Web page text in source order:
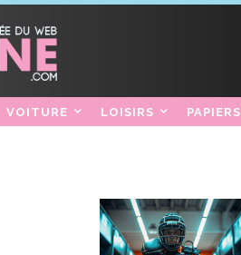
VOITURE LOISIRS PAPIERS